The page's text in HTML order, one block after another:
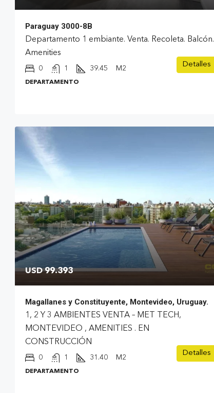
Paraguay 3000-8B
Departamento 1 embiante. Venta. Recoleta. Balcón.
Amenities
0 1 39.45 M2
DEPARTAMENTO
Detalles
USD 99.393
Magallanes y Constituyente, Montevideo, Uruguay.
1, 2 Y 3 AMBIENTES VENTA – MET TECH,
MONTEVIDEO , AMENITIES . EN
CONSTRUCCIÓN
0 1 31.40 M2
DEPARTAMENTO
Detalles